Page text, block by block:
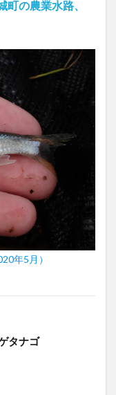
の農業水路、
年5月）
タナゴ